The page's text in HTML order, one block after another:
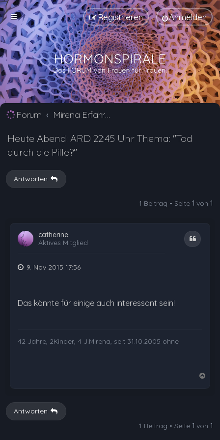
Anmelden
Registrieren
Forum Mirena Erfahrungsberichte und Nebenwirkungen
Heute Abend: ARD 22:45 Uhr Thema: "Tod
durch die Pille?"
Antworten
1 Beitrag • Seite 1 von 1
catherine
Aktives Mitglied
Zitat
9. Nov 2015 17:56
Das könnte für einige auch interessant sein!
42 Jahre, 2Kinder, 4 J.Mirena, seit 31.10.2005 ohne
b
Antworten
1 Beitrag • Seite 1 von 1